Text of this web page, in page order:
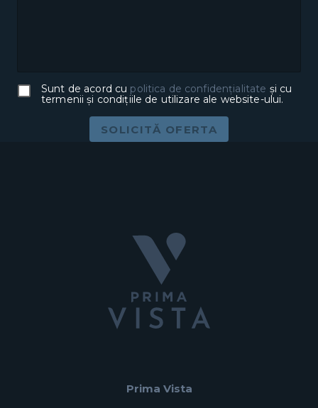
Sunt de acord cu politica de confidențialitate și cu
termenii și condițiile de utilizare ale website-ului.
SOLICITĂ OFERTA
Prima Vista